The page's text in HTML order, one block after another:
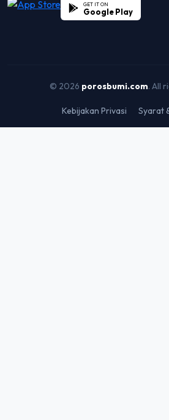
GET IT ON
Google Play
© 2026 porosbumi.com. All
Kebijakan Privasi Syarat